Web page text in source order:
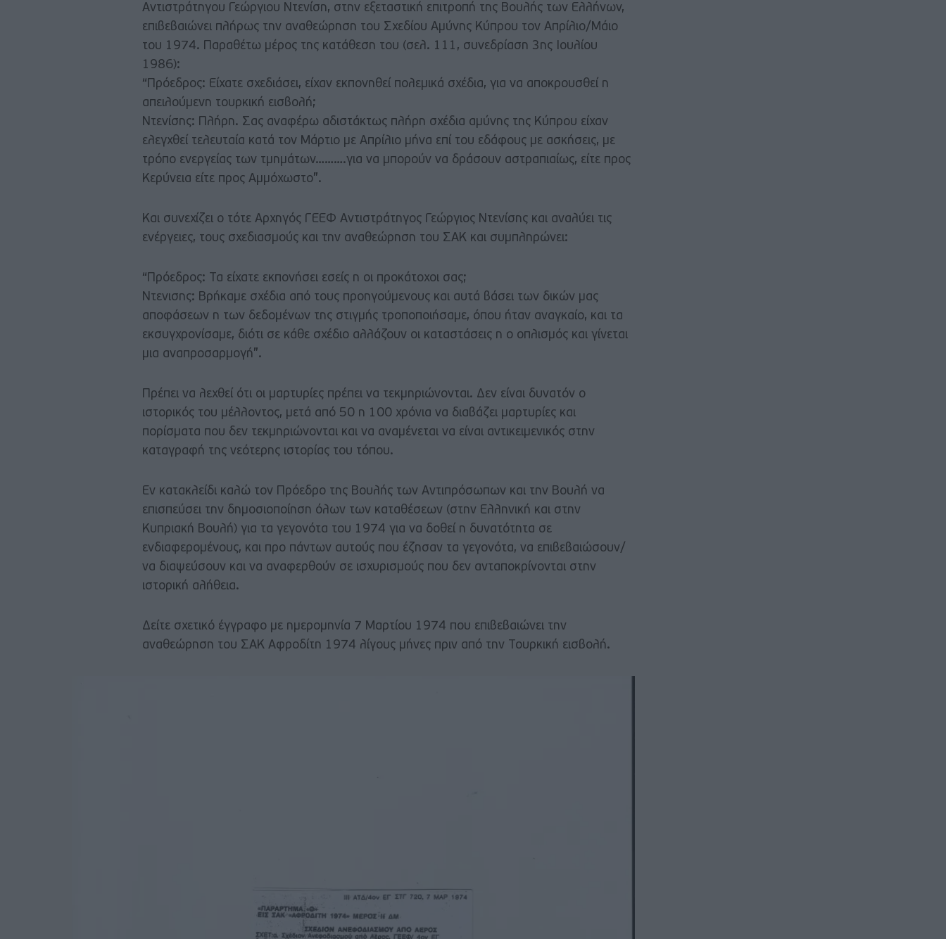
Αντιστράτηγου Γεώργιου Ντενίση, στην εξεταστική επιτροπή της Βουλής των Ελλήνων,
επιβεβαιώνει πλήρως την αναθεώρηση του Σχεδίου Αμύνης Κύπρου τον Απρίλιο/Μάιο
του 1974. Παραθέτω μέρος της κατάθεση του (σελ. 111, συνεδρίαση 3ης Ιουλίου
1986):
“Πρόεδρος: Είχατε σχεδιάσει, είχαν εκπονηθεί πολεμικά σχέδια, για να αποκρουσθεί η
απειλούμενη τουρκική εισβολή;
Ντενίσης: Πλήρη. Σας αναφέρω αδιστάκτως πλήρη σχέδια αμύνης της Κύπρου είχαν
ελεγχθεί τελευταία κατά τον Μάρτιο με Απρίλιο μήνα επί του εδάφους με ασκήσεις, με
τρόπο ενεργείας των τμημάτων……….για να μπορούν να δράσουν αστραπιαίως, είτε προς
Κερύνεια είτε προς Αμμόχωστο”.
Και συνεχίζει ο τότε Αρχηγός ΓΕΕΦ Αντιστράτηγος Γεώργιος Ντενίσης και αναλύει τις
ενέργειες, τους σχεδιασμούς και την αναθεώρηση του ΣΑΚ και συμπληρώνει:
“Πρόεδρος: Τα είχατε εκπονήσει εσείς η οι προκάτοχοι σας;
Ντενισης: Βρήκαμε σχέδια από τους προηγούμενους και αυτά βάσει των δικών μας
αποφάσεων η των δεδομένων της στιγμής τροποποιήσαμε, όπου ήταν αναγκαίο, και τα
εκσυγχρονίσαμε, διότι σε κάθε σχέδιο αλλάζουν οι καταστάσεις η ο οπλισμός και γίνεται
μια αναπροσαρμογή”.
Πρέπει να λεχθεί ότι οι μαρτυρίες πρέπει να τεκμηριώνονται. Δεν είναι δυνατόν ο
ιστορικός του μέλλοντος, μετά από 50 η 100 χρόνια να διαβάζει μαρτυρίες και
πορίσματα που δεν τεκμηριώνονται και να αναμένεται να είναι αντικειμενικός στην
καταγραφή της νεότερης ιστορίας του τόπου.
Εν κατακλείδι καλώ τον Πρόεδρο της Βουλής των Αντιπρόσωπων και την Βουλή να
επισπεύσει την δημοσιοποίηση όλων των καταθέσεων (στην Ελληνική και στην
Κυπριακή Βουλή) για τα γεγονότα του 1974 για να δοθεί η δυνατότητα σε
ενδιαφερομένους, και προ πάντων αυτούς που έζησαν τα γεγονότα, να επιβεβαιώσουν/
να διαψεύσουν και να αναφερθούν σε ισχυρισμούς που δεν ανταποκρίνονται στην
ιστορική αλήθεια.
Δείτε σχετικό έγγραφο με ημερομηνία 7 Μαρτίου 1974 που επιβεβαιώνει την
αναθεώρηση του ΣΑΚ Αφροδίτη 1974 λίγους μήνες πριν από την Τουρκική εισβολή.